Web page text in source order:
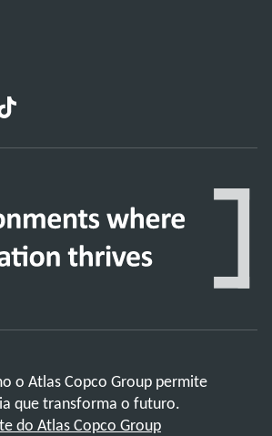
o Atlas Copco Group permite
que transforma o futuro.
do Atlas Copco Group